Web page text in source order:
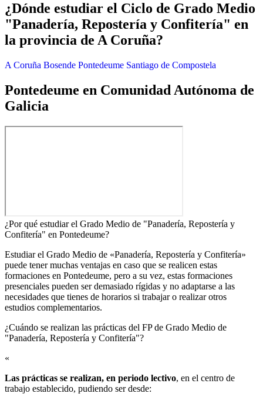
¿Dónde estudiar el Ciclo de Grado Medio
"Panadería, Repostería y Confitería" en
la provincia de A Coruña?
A Coruña Bosende Pontedeume Santiago de Compostela
Pontedeume en Comunidad Autónoma de
Galicia
¿Por qué estudiar el Grado Medio de "Panadería, Repostería y
Confitería" en Pontedeume?
Estudiar el Grado Medio de «Panadería, Repostería y Confitería»
puede tener muchas ventajas en caso que se realicen estas
formaciones en Pontedeume, pero a su vez, estas formaciones
presenciales pueden ser demasiado rígidas y no adaptarse a las
necesidades que tienes de horarios si trabajar o realizar otros
estudios complementarios.
¿Cuándo se realizan las prácticas del FP de Grado Medio de
"Panadería, Repostería y Confitería"?​
«
Las prácticas se realizan, en periodo lectivo, en el centro de
trabajo establecido, pudiendo ser desde: